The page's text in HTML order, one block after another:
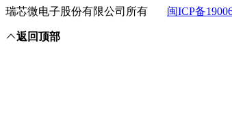
瑞芯微电子股份有限公司所有 闽ICP备
返回顶部